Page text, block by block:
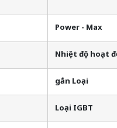
Power - Max
Nhiệt độ hoạt
gắn Loại
Loại IGBT